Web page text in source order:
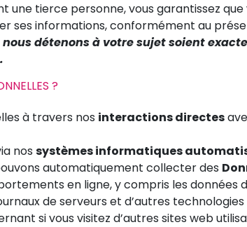
une tierce personne, vous garantissez
ses informations, conformément au
détenons à votre sujet soient
?
à travers nos interactions directes
nos systèmes informatiques
automatiquement collecter des
en ligne, y compris les données
de serveurs et d’autres
si vous visitez d’autres sites web